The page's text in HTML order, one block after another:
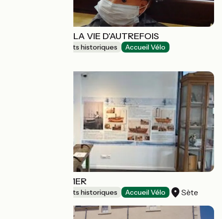
ECOMUSÉE DE LA VIE D'AUTREFOIS
Sites et monuments historiques Accueil Vélo
MUSÉE DE LA MER
Sites et monuments historiques Accueil Vélo Sète